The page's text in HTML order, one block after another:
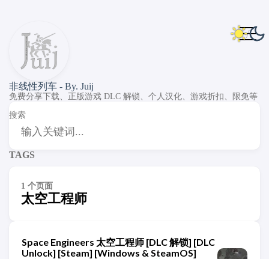
非线性列车 - By. Juij
免费分享下载、正版游戏 DLC 解锁、个人汉化、游戏折扣、限免等
搜索
TAGS
1 个页面
太空工程师
Space Engineers 太空工程师 [DLC 解锁] [DLC
Unlock] [Steam] [Windows & SteamOS]